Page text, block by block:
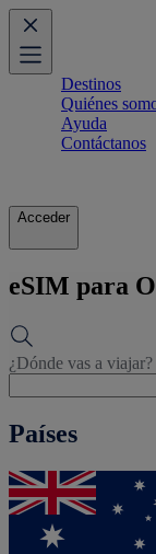
Destinos
Quiénes
Ayuda
Contáctanos
Acceder
eSIM para
¿Dónde vas a viajar?
Países